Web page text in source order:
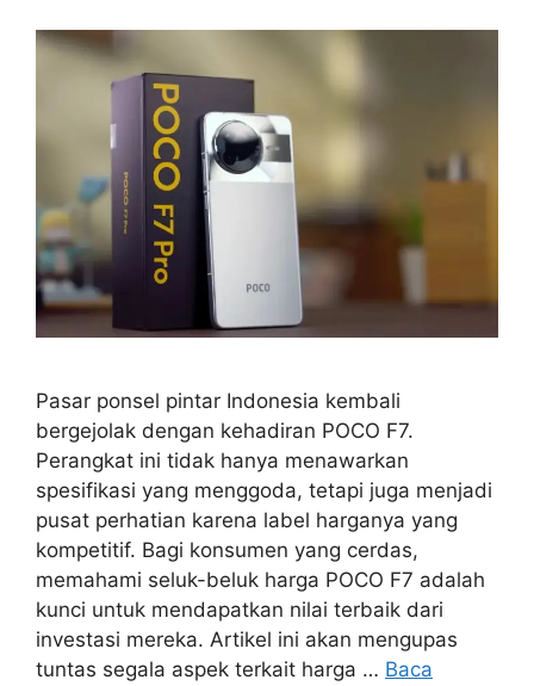
Pasar ponsel pintar Indonesia kembali
bergejolak dengan kehadiran POCO F7.
Perangkat ini tidak hanya menawarkan
spesifikasi yang menggoda, tetapi juga menjadi
pusat perhatian karena label harganya yang
kompetitif. Bagi konsumen yang cerdas,
memahami seluk-beluk harga POCO F7 adalah
kunci untuk mendapatkan nilai terbaik dari
investasi mereka. Artikel ini akan mengupas
tuntas segala aspek terkait harga … Baca